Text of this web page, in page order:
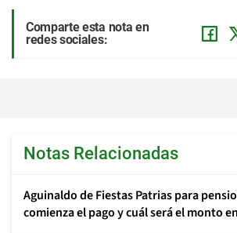
Comparte esta nota en
redes sociales:
Notas Relacionadas
Aguinaldo de Fiestas Patrias para
comienza el pago y cuál será el monto